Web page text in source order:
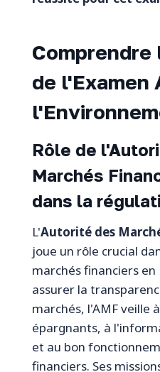
de l'Examen
Rôle de
Marchés
dans la
L'Autorité des
joue un rôle crucial
marchés financiers en
assurer la
marchés, l'AMF veille
épargnants, à
et au bon
financiers. Ses